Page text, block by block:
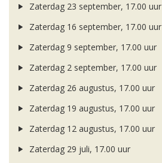
Zaterdag 23 september, 17.00 uur
Zaterdag 16 september, 17.00 uur
Zaterdag 9 september, 17.00 uur
Zaterdag 2 september, 17.00 uur
Zaterdag 26 augustus, 17.00 uur
Zaterdag 19 augustus, 17.00 uur
Zaterdag 12 augustus, 17.00 uur
Zaterdag 29 juli, 17.00 uur